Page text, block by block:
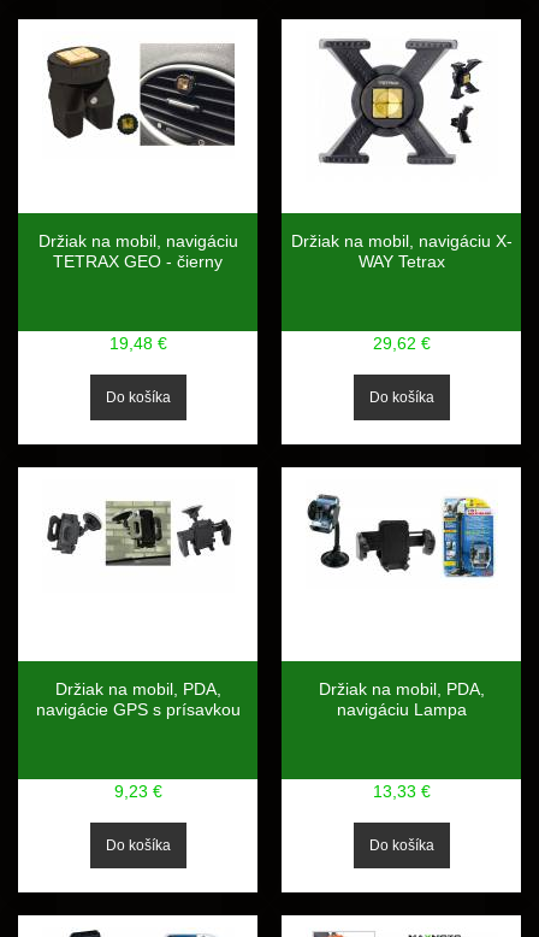
Držiak na mobil, navigáciu
TETRAX GEO - čierny
19,48 €
Držiak na mobil, navigáciu X-
WAY Tetrax
29,62 €
Držiak na mobil, PDA,
navigácie GPS s prísavkou
9,23 €
Držiak na mobil, PDA,
navigáciu Lampa
13,33 €